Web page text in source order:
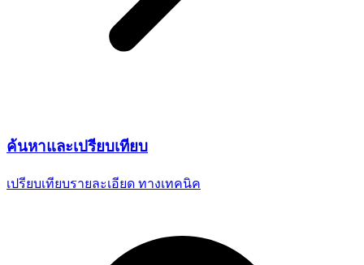
ค้นหาและเปรียบเทียบ
เปรียบเทียบรายละเอียด ทางเทคนิค